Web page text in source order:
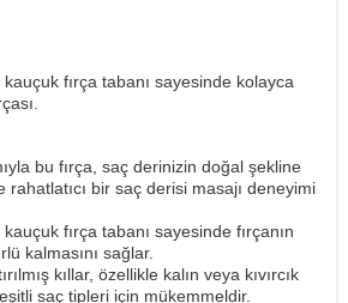
kauçuk fırça tabanı sayesinde kolayca
bu fırça, saç derinizin doğal şekline
rahatlatıcı bir saç derisi masajı deneyimi
fırça tabanı sayesinde fırçanın
kalmasını sağlar.
kıllar, özellikle kalın veya kıvırcık
saç tipleri için mükemmeldir.